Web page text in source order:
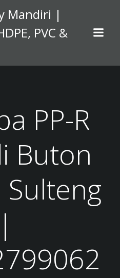
to
content
Mandiri |
PVC &
PP-R
Buton
|